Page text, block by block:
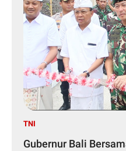
TNI
Gubernur Bali